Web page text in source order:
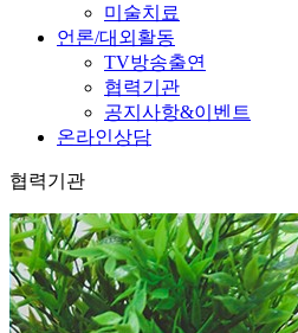
미술치료
언론/대외활동
TV방송출연
협력기관
공지사항&이벤트
온라인상담
협력기관